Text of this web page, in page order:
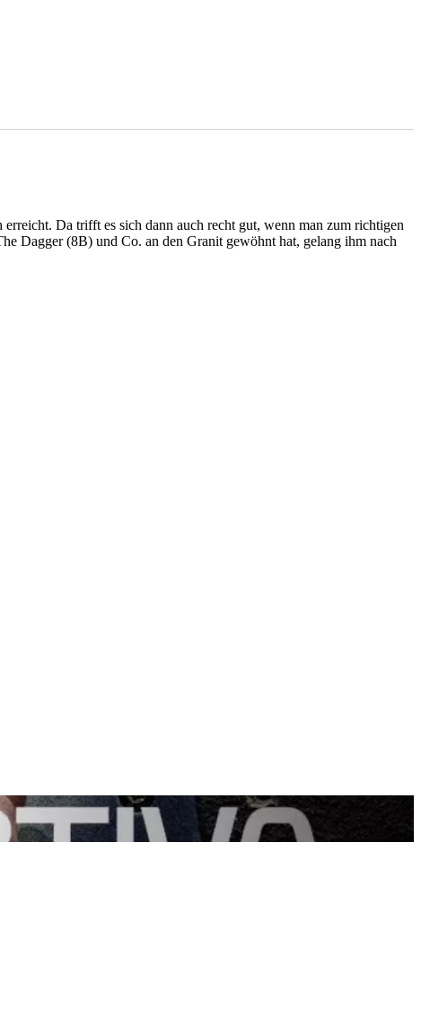
Da trifft es sich dann auch recht gut, wenn man zum richtigen
Dagger (8B) und Co. an den Granit gewöhnt hat, gelang ihm nach